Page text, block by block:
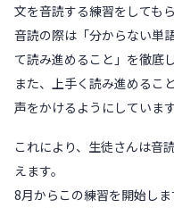
文を音読する練習をしてもら
音読の際は「分からない単
て読み進めること」を徹底
また、上手く読み進めるこ
声をかけるようにしています
これにより、生徒さんは音
えます。
8月からこの練習を開始し